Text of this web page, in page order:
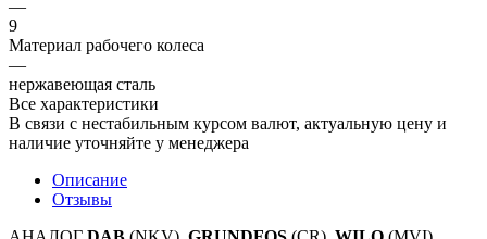
—
9
Материал рабочего колеса
—
нержавеющая сталь
Все характеристики
В связи с нестабильным курсом валют, актуальную цену и
наличие уточняйте у менеджера
Описание
Отзывы